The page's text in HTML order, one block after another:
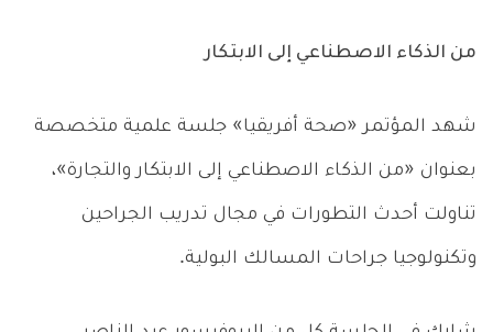
من الذكاء الاصطناعي إلى الابتكار
شهد المؤتمر «صحة أفريقيا» جلسة علمية متخصصة
بعنوان «من الذكاء الاصطناعي إلى الابتكار والتجارة»،
تناولت أحدث التطورات في مجال تدريب الجراحين
وتكنولوجيا جراحات المسالك البولية.